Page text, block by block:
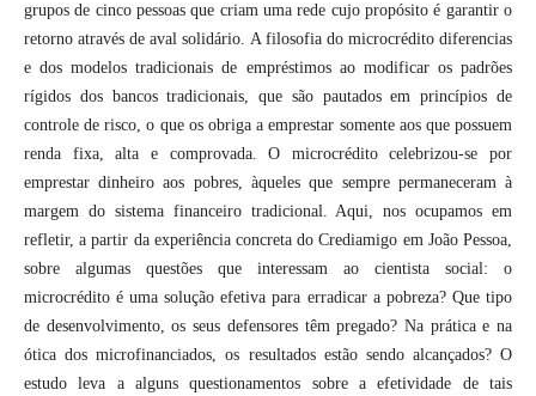
grupos de cinco pessoas que criam uma rede cujo propósito é garantir o
retorno através de aval solidário. A filosofia do microcrédito diferencias
e dos modelos tradicionais de empréstimos ao modificar os padrões
rígidos dos bancos tradicionais, que são pautados em princípios de
controle de risco, o que os obriga a emprestar somente aos que possuem
renda fixa, alta e comprovada. O microcrédito celebrizou-se por
emprestar dinheiro aos pobres, àqueles que sempre permaneceram à
margem do sistema financeiro tradicional. Aqui, nos ocupamos em
refletir, a partir da experiência concreta do Crediamigo em João Pessoa,
sobre algumas questões que interessam ao cientista social: o
microcrédito é uma solução efetiva para erradicar a pobreza? Que tipo
de desenvolvimento, os seus defensores têm pregado? Na prática e na
ótica dos microfinanciados, os resultados estão sendo alcançados? O
estudo leva a alguns questionamentos sobre a efetividade de tais